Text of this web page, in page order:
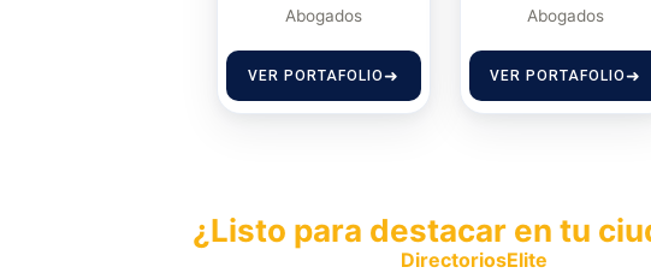
Abogados
VER PORTAFOLIO
Abogados
VER PORTAFOLIO
¿Listo para destacar en tu
DirectoriosElite